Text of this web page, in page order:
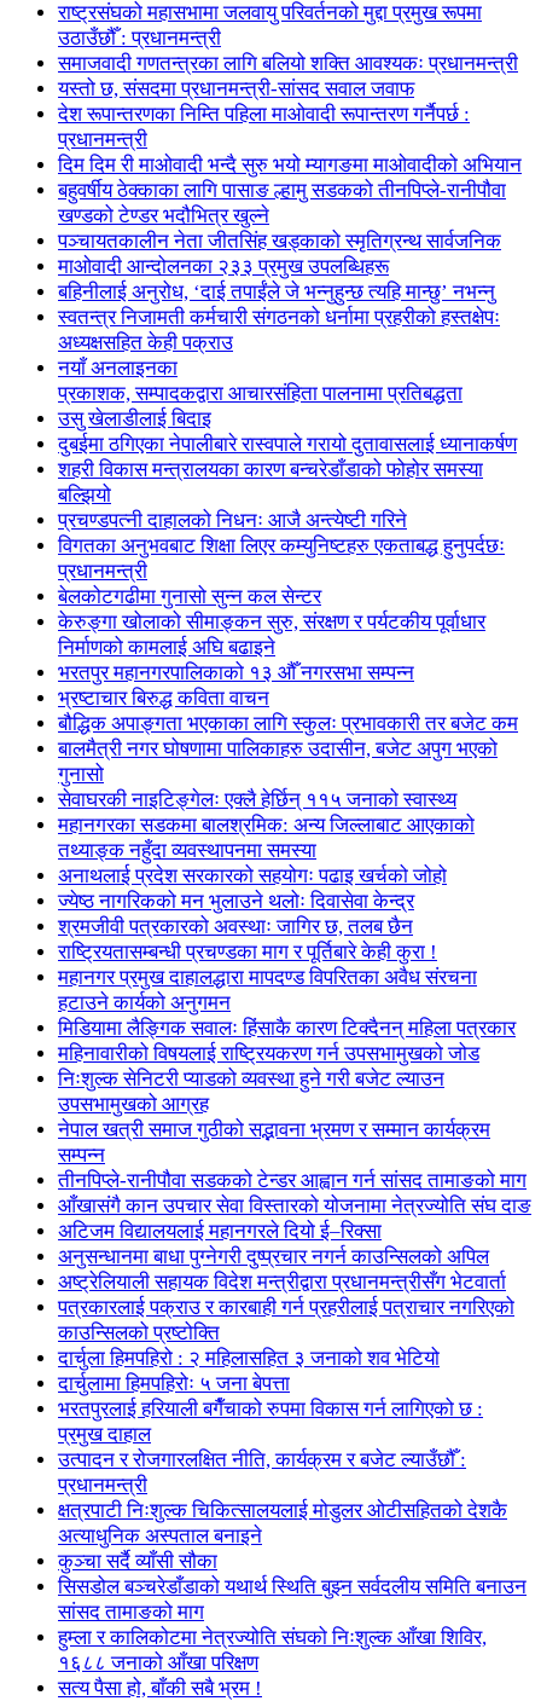
राष्ट्रसंघको महासभामा जलवायु परिवर्तनको मुद्दा प्रमुख रूपमा
उठाउँछौँ : प्रधानमन्त्री
समाजवादी गणतन्त्रका लागि बलियो शक्ति आवश्यकः प्रधानमन्त्री
यस्तो छ, संसदमा प्रधानमन्त्री-सांसद सवाल जवाफ
देश रूपान्तरणका निम्ति पहिला माओवादी रूपान्तरण गर्नैपर्छ :
प्रधानमन्त्री
दिम दिम री माओवादी भन्दै सुरु भयो म्यागङमा माओवादीको अभियान
बहुवर्षीय ठेक्काका लागि पासाङ ल्हामु सडकको तीनपिप्ले-रानीपौवा
खण्डको टेण्डर भदौभित्र खुल्ने
पञ्चायतकालीन नेता जीतसिंह खड्काको स्मृतिग्रन्थ सार्वजनिक
माओवादी आन्दोलनका २३३ प्रमुख उपलब्धिहरू
बहिनीलाई अनुरोध, ‘दाई तपाईंले जे भन्नुहुन्छ त्यहि मान्छु’ नभन्नु
स्वतन्त्र निजामती कर्मचारी संगठनको धर्नामा प्रहरीको हस्तक्षेपः
अध्यक्षसहित केही पक्राउ
नयाँ अनलाइनका
प्रकाशक, सम्पादकद्वारा आचारसंहिता पालनामा प्रतिबद्धता
उसु खेलाडीलाई बिदाइ
दुबईमा ठगिएका नेपालीबारे रास्वपाले गरायो दुतावासलाई ध्यानाकर्षण
शहरी विकास मन्त्रालयका कारण बन्चरेडाँडाको फोहोर समस्या
बल्झियो
प्रचण्डपत्नी दाहालको निधनः आजै अन्त्येष्टी गरिने
विगतका अनुभवबाट शिक्षा लिएर कम्युनिष्टहरु एकताबद्ध हुनुपर्दछः
प्रधानमन्त्री
बेलकोटगढीमा गुनासो सुन्न कल सेन्टर
केरुङ्गा खोलाको सीमाङ्कन सुरु, संरक्षण र पर्यटकीय पूर्वाधार
निर्माणको कामलाई अघि बढाइने
भरतपुर महानगरपालिकाको १३ औँ नगरसभा सम्पन्न
भ्रष्टाचार बिरुद्ध कविता वाचन
बौद्धिक अपाङ्गता भएकाका लागि स्कुलः प्रभावकारी तर बजेट कम
बालमैत्री नगर घोषणामा पालिकाहरु उदासीन, बजेट अपुग भएको
गुनासो
सेवाघरकी नाइटिङ्गेलः एक्लै हेर्छिन् ११५ जनाको स्वास्थ्य
महानगरका सडकमा बालश्रमिक: अन्य जिल्लाबाट आएकाको
तथ्याङ्क नहुँदा व्यवस्थापनमा समस्या
अनाथलाई प्रदेश सरकारको सहयोगः पढाइ खर्चको जोहो
ज्येष्ठ नागरिकको मन भुलाउने थलोः दिवासेवा केन्द्र
श्रमजीवी पत्रकारको अवस्थाः जागिर छ, तलब छैन
राष्ट्रियतासम्बन्धी प्रचण्डका माग र पूर्तिबारे केही कुरा !
महानगर प्रमुख दाहालद्धारा मापदण्ड विपरितका अवैध संरचना
हटाउने कार्यको अनुगमन
मिडियामा लैङ्गिक सवालः हिंसाकै कारण टिक्दैनन् महिला पत्रकार
महिनावारीको विषयलाई राष्ट्रियकरण गर्न उपसभामुखको जोड
निःशुल्क सेनिटरी प्याडको व्यवस्था हुने गरी बजेट ल्याउन
उपसभामुखको आग्रह
नेपाल खत्री समाज गुठीको सद्भावना भ्रमण र सम्मान कार्यक्रम
सम्पन्न
तीनपिप्ले-रानीपौवा सडकको टेन्डर आह्वान गर्न सांसद तामाङको माग
आँखासंगै कान उपचार सेवा विस्तारको योजनामा नेत्रज्योति संघ दाङ
अटिजम विद्यालयलाई महानगरले दियो ई–रिक्सा
अनुसन्धानमा बाधा पुग्नेगरी दुष्प्रचार नगर्न काउन्सिलको अपिल
अष्ट्रेलियाली सहायक विदेश मन्त्रीद्वारा प्रधानमन्त्रीसँग भेटवार्ता
पत्रकारलाई पक्राउ र कारबाही गर्न प्रहरीलाई पत्राचार नगरिएको
काउन्सिलको प्रष्टोक्ति
दार्चुला हिमपहिरो : २ महिलासहित ३ जनाको शव भेटियो
दार्चुलामा हिमपहिरोः ५ जना बेपत्ता
भरतपुरलाई हरियाली बगैँचाको रुपमा विकास गर्न लागिएको छ :
प्रमुख दाहाल
उत्पादन र रोजगारलक्षित नीति, कार्यक्रम र बजेट ल्याउँछौँ :
प्रधानमन्त्री
क्षत्रपाटी निःशुल्क चिकित्सालयलाई मोडुलर ओटीसहितको देशकै
अत्याधुनिक अस्पताल बनाइने
कुञ्चा सर्दै व्याँसी सौका
सिसडोल बञ्चरेडाँडाको यथार्थ स्थिति बुझ्न सर्वदलीय समिति बनाउन
सांसद तामाङको माग
हुम्ला र कालिकोटमा नेत्रज्योति संघको निःशुल्क आँखा शिविर,
१६८८ जनाको आँखा परिक्षण
सत्य पैसा हो, बाँकी सबै भ्रम !